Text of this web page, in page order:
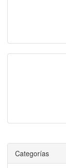
Categorías